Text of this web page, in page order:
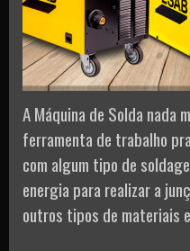
A Máquina de Solda nada
ferramenta de trabalho
com algum tipo de
energia para realizar a
outros tipos de materiais